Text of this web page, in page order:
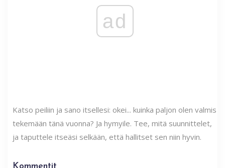
ad
Katso peiliin ja sano itsellesi: okei... kuinka paljon olen valmis
tekemään tänä vuonna? Ja hymyile. Tee, mitä suunnittelet,
ja taputtele itseäsi selkään, että hallitset sen niin hyvin.
Kommentit